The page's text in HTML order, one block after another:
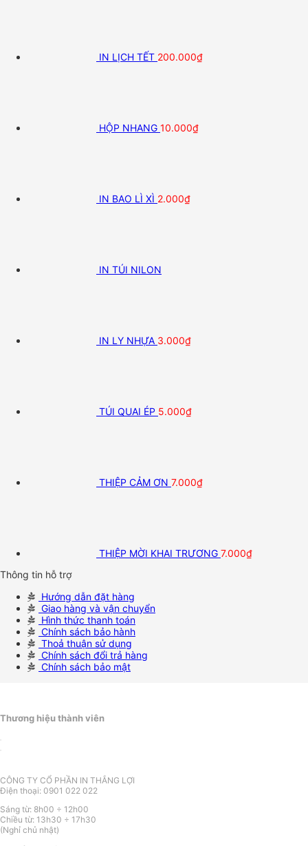
IN LỊCH TẾT 200.000₫
HỘP NHANG 10.000₫
IN BAO LÌ XÌ 2.000₫
IN TÚI NILON
IN LY NHỰA 3.000₫
TÚI QUAI ÉP 5.000₫
THIỆP CẢM ƠN 7.000₫
THIỆP MỜI KHAI TRƯƠNG 7.000₫
Thông tin hỗ trợ
Hướng dẫn đặt hàng
Giao hàng và vận chuyển
Hình thức thanh toán
Chính sách bảo hành
Thoả thuận sử dụng
Chính sách đổi trả hàng
Chính sách bảo mật
Thương hiệu thành viên
CÔNG TY CỔ PHẦN IN THẮNG LỢI
Điện thoại: 0901 022 022
Sáng từ: 8h00 ÷ 12h00
Chiều từ: 13h30 ÷ 17h30
(Nghỉ chủ nhật)